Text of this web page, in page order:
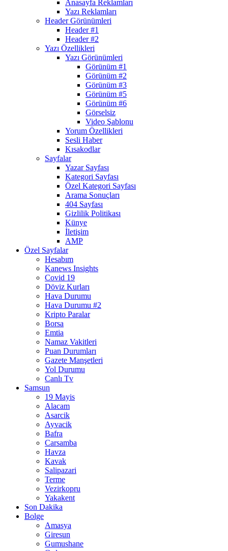
Anasayfa Reklamları
Yazı Reklamları
Header Görünümleri
Header #1
Header #2
Yazı Özellikleri
Yazı Görünümleri
Görünüm #1
Görünüm #2
Görünüm #3
Görünüm #5
Görünüm #6
Görselsiz
Video Şablonu
Yorum Özellikleri
Sesli Haber
Kısakodlar
Sayfalar
Yazar Sayfası
Kategori Sayfası
Özel Kategori Sayfası
Arama Sonuçları
404 Sayfası
Gizlilik Politikası
Künye
İletişim
AMP
Özel Sayfalar
Hesabım
Kanews Insights
Covid 19
Döviz Kurları
Hava Durumu
Hava Durumu #2
Kripto Paralar
Borsa
Emtia
Namaz Vakitleri
Puan Durumları
Gazete Manşetleri
Yol Durumu
Canlı Tv
Samsun
19 Mayis
Alacam
Asarcik
Ayvacik
Bafra
Carsamba
Havza
Kavak
Salipazari
Terme
Vezirkopru
Yakakent
Son Dakika
Bolge
Amasya
Giresun
Gumushane